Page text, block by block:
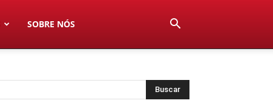
SOBRE NÓS